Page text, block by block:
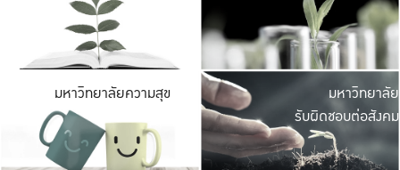
มีพื้นที่เขียวสดใส
เป็นป่าในเมือง เกษต
มหาวิทยาลัยความสุข มหาวิ
ค
เปิดประ
และพบเรื่องราวใ
มหาวิทยาลัย
รับผิดชอบต่อสังคม